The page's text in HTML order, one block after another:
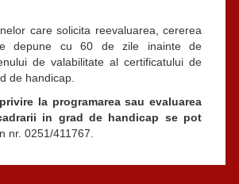
care solicita reevaluarea, cererea
depune cu 60 de zile inainte de
de valabilitate al certificatului de
de handicap.
la programarea sau evaluarea
in grad de handicap se pot
nr. 0251/411767.